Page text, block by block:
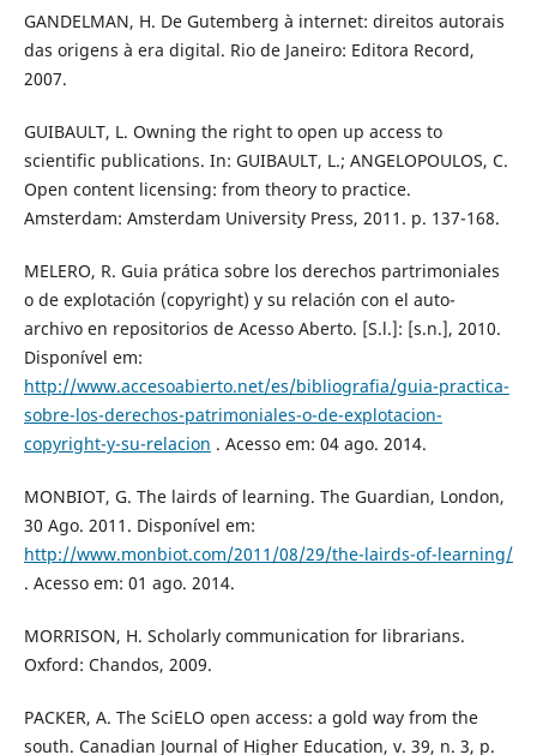
GANDELMAN, H. De Gutemberg à internet: direitos autorais
das origens à era digital. Rio de Janeiro: Editora Record,
2007.
GUIBAULT, L. Owning the right to open up access to
scientific publications. In: GUIBAULT, L.; ANGELOPOULOS, C.
Open content licensing: from theory to practice.
Amsterdam: Amsterdam University Press, 2011. p. 137-168.
MELERO, R. Guia prática sobre los derechos partrimoniales
o de explotación (copyright) y su relación con el auto-
archivo en repositorios de Acesso Aberto. [S.l.]: [s.n.], 2010.
Disponível em:
http://www.accesoabierto.net/es/bibliografia/guia-practica-
sobre-los-derechos-patrimoniales-o-de-explotacion-
copyright-y-su-relacion . Acesso em: 04 ago. 2014.
MONBIOT, G. The lairds of learning. The Guardian, London,
30 Ago. 2011. Disponível em:
http://www.monbiot.com/2011/08/29/the-lairds-of-learning/
. Acesso em: 01 ago. 2014.
MORRISON, H. Scholarly communication for librarians.
Oxford: Chandos, 2009.
PACKER, A. The SciELO open access: a gold way from the
south. Canadian Journal of Higher Education, v. 39, n. 3, p.